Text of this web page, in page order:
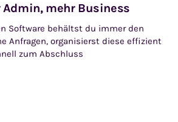
Admin, mehr Business
Software behältst du immer den
Anfragen, organisierst diese effizient
zum Abschluss